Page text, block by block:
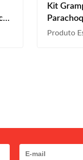
Kit
2012
Produto